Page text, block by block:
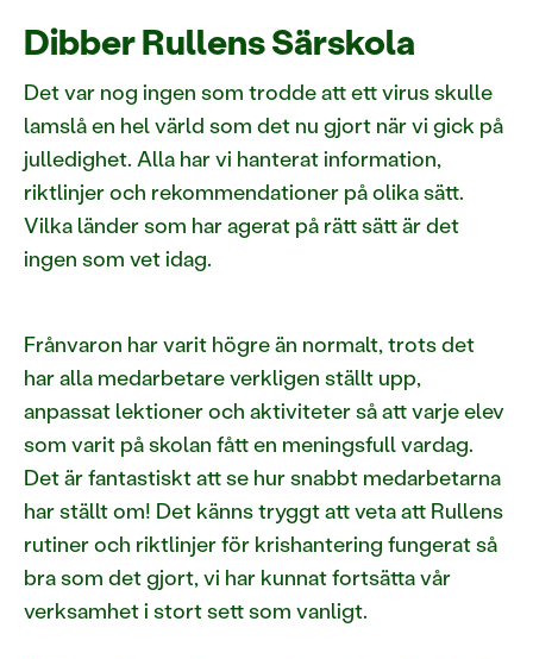
Dibber Rullens Särskola
Det var nog ingen som trodde att ett virus skulle
lamslå en hel värld som det nu gjort när vi gick på
julledighet. Alla har vi hanterat information,
riktlinjer och rekommendationer på olika sätt.
Vilka länder som har agerat på rätt sätt är det
ingen som vet idag.
Frånvaron har varit högre än normalt, trots det
har alla medarbetare verkligen ställt upp,
anpassat lektioner och aktiviteter så att varje elev
som varit på skolan fått en meningsfull vardag.
Det är fantastiskt att se hur snabbt medarbetarna
har ställt om! Det känns tryggt att veta att Rullens
rutiner och riktlinjer för krishantering fungerat så
bra som det gjort, vi har kunnat fortsätta vår
verksamhet i stort sett som vanligt.